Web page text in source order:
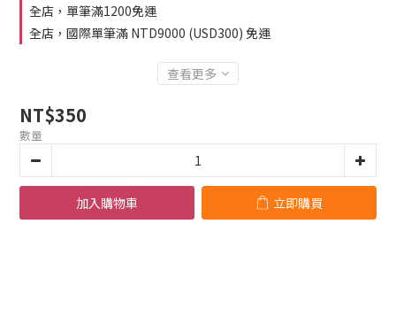
全店，單筆滿1200免運
全店，國際單筆滿 NTD9000 (USD300) 免運
查看更多
NT$350
數量
加入購物車 立即購買